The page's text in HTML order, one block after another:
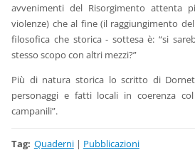
avvenimenti del Risorgimento attenta
violenze) che al fine (il raggiungimento
filosofica che storica - sottesa è: “si
stesso scopo con altri mezzi?”
Più di natura storica lo scritto di
personaggi e fatti locali in coerenza
campanili”.
Tag: Quaderni | Pubblicazioni